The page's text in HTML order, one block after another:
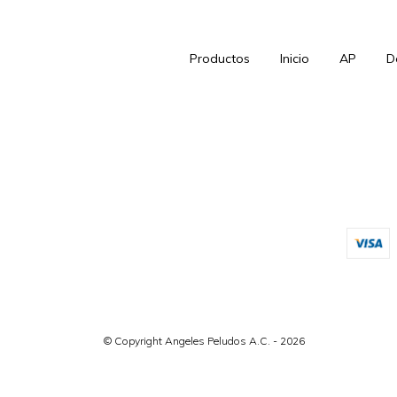
Productos Inicio AP
© Copyright Angeles Peludos A.C. - 2026